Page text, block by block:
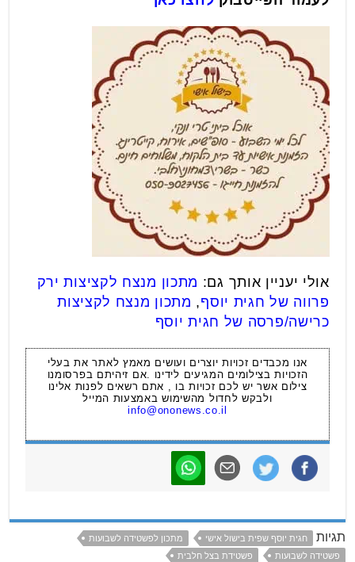
אולי יעניין אותך גם: מתכון מנצח לקציצות ירק
פרווה של חגית יוסף, מתכון מנצח לקציצות
כרישה/פרסה של חגית יוסף
אנו מכבדים זכויות יוצרים ועושים מאמץ לאתר את בעלי
הזכויות בצילומים המגיעים לידינו .אם זיהיתם בפרסומנו
צילום אשר יש לכם זכויות בו , אתם רשאים לפנות אלינו
ולבקש לחדול מהשימוש באמצעות המייל
info@ononews.co.il
תגיות חגית יוסף שפית בישול אישי
מתכון לפשטידה לשבועות
פשטידה לשבועות
פשטידת בצל חלבית